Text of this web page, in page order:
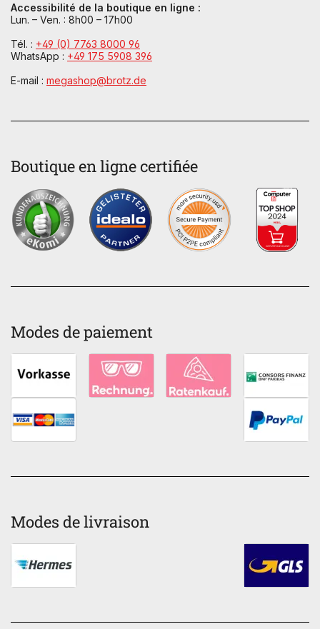
Accessibilité de la boutique en ligne :
Lun. – Ven. : 8h00 – 17h00
Tél. : +49 (0) 7763 8000 96
WhatsApp : +49 175 5908 396
E-mail : megashop@brotz.de
Boutique en ligne certifiée
Modes de paiement
Modes de livraison